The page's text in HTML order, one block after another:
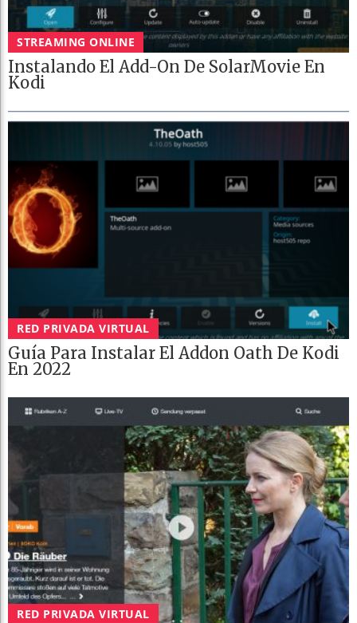
STREAMING ONLINE
Instalando El Add-On De SolarMovie En
Kodi
RED PRIVADA VIRTUAL
Guía Para Instalar El Addon Oath De Kodi
En 2022
RED PRIVADA VIRTUAL